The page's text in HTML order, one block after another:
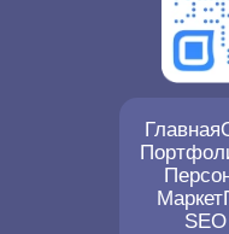
Главная
Маркет